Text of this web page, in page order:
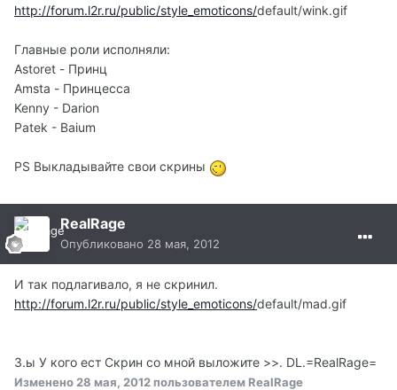
http://forum.l2r.ru/public/style_emoticons/default/wink.gif
Главные роли исполняли:
Astoret - Принц
Amsta - Принцесса
Kenny - Darion
Patek - Baium
PS Выкладывайте свои скрины
RealRage
Опубликовано 28 мая, 2012
И так подлагивало, я не скринил.
http://forum.l2r.ru/public/style_emoticons/default/mad.gif
З.ы У кого ест Скрин со мной выложите >>. DL.=RealRage=
Изменено 28 мая, 2012пользователем RealRage